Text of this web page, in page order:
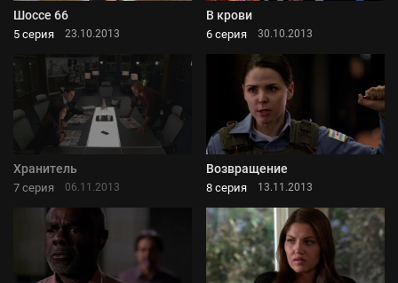
Шоссе 66
5 серия 23.10.2013
В крови
6 серия 30.10.2013
Хранитель
7 серия 06.11.2013
Возвращение
8 серия 13.11.2013